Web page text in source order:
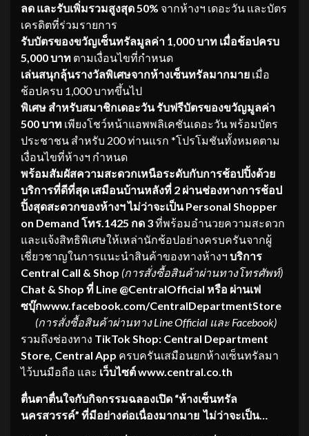
ลด และรับเพิ่มรวมสูงสุด 50% จากห้างฯ เดอะวัน และบัตร
เครดิตที่ร่วมรายการ
รับบัตรของขวัญเซ็นทรัลมูลค่า 1 ,000 บาท เมื่อช้อปครบ
5,000 บาท ตามเงื่อนไขที่กำหนด
เล่นสนุกลุ้นรางวัลพิเศษจากห้างเซ็นทรัลมากมาย เมื่อ
ช้อปครบ 1,000 บาทขึ้นไป
พิเศษ สำหรับสมาชิกเดอะวัน รับฟรีบัตรของขวัญมูลค่า
500 บาท เพียงโชว์หน้าแอพพลิเคชันเดอะวัน พร้อมบัตร
ประชาชน สำหรับ 200 ท่านแรก *โปรโมชันทั้งหมดตาม
เงื่อนไขที่ห้างฯ กำหนด
พร้อมสัมผัสความสะดวกเหนือระดับกับการช้อปปิ้งด้วย
บริการที่ดีที่สุด เสมือนบ้านหลังที่ 2 ผ่านช่องทางการช้อป
ปิ้งสุดสะดวกของห้างฯ ไม่ว่าจะเป็นPersonal Shopper
on Demand โทร.1425 กด 3ที่พร้อมอำนวยความสะดวก
และแจ้งสิทธิพิเศษให้เหล่านักช้อปอย่างครบครันจากผู้
เชี่ยวชาญในการแนะนำสินค้าของทางห้างฯ บริการ
Central Call & Shop (การสั่งซื้อสินค้าผ่านทางโทรศัพท์)
Chat & Shop ที่ Line @CentralOfficial หรือ ผ่านเฟ
ซบุ๊กwww.facebook.com/CentralDepartmentStore
(การสั่งซื้อสินค้าผ่านทาง Line Official และ Facebook)
รวมถึงช่องทาง TikTok Shop: Central Department
Store, Central App ครบครันเสมือนยกห้างเซ็นทรัลมา
ไว้บนมือถือ และ เว็บไซต์www.central.co.th
ตื่นตาตื่นใจกับกิจกรรมฉลองเปิด “ห้างเซ็นทรัล
นครสวรรค์” ที่มีอย่างต่อเนื่องมากมาย ไม่ว่าจะเป็น…